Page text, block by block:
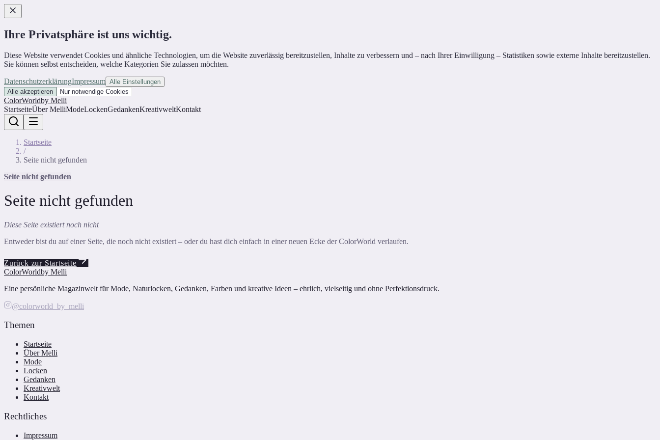
Ihre Privatsphäre ist uns wichtig.
Diese Website verwendet Cookies und ähnliche Technologien, um die Website zuverlässig bereitzustellen, Inhalte zu verbessern und – nach Ihrer Einwilligung – Statistiken sowie externe Inhalte bereitzustellen.
Sie können selbst entscheiden, welche Kategorien Sie zulassen möchten.
DatenschutzerklärungImpressum Alle Einstellungen
Alle akzeptieren
Nur notwendige Cookies
ColorWorldby Melli
StartseiteÜber MelliModeLockenGedankenKreativweltKontakt
Startseite
/
Seite nicht gefunden
Seite nicht gefunden
Seite nicht gefunden
Diese Seite existiert noch nicht
Entweder bist du auf einer Seite, die noch nicht existiert – oder du hast dich einfach in einer neuen Ecke der ColorWorld verlaufen.
Zurück zur Startseite
ColorWorldby Melli
Eine persönliche Magazinwelt für Mode, Naturlocken, Gedanken, Farben und kreative Ideen – ehrlich, vielseitig und ohne Perfektionsdruck.
@colorworld_by_melli
Themen
Startseite
Über Melli
Mode
Locken
Gedanken
Kreativwelt
Kontakt
Rechtliches
Impressum